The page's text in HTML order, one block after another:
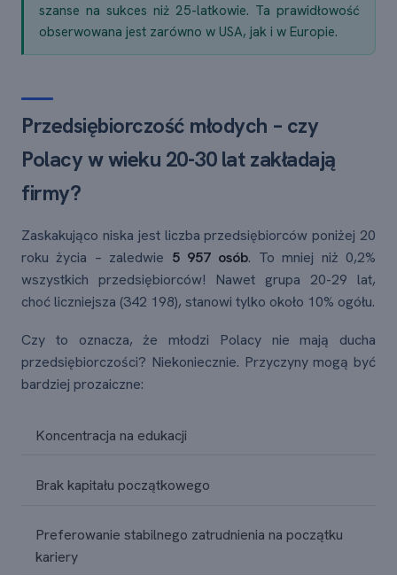
szanse na sukces niż 25-latkowie. Ta prawidłowość
obserwowana jest zarówno w USA, jak i w Europie.
Przedsiębiorczość młodych – czy
Polacy w wieku 20-30 lat zakładają
firmy?
Zaskakująco niska jest liczba przedsiębiorców poniżej 20
roku życia – zaledwie 5 957 osób. To mniej niż 0,2%
wszystkich przedsiębiorców! Nawet grupa 20-29 lat,
choć liczniejsza (342 198), stanowi tylko około 10% ogółu.
Czy to oznacza, że młodzi Polacy nie mają ducha
przedsiębiorczości? Niekoniecznie. Przyczyny mogą być
bardziej prozaiczne:
Koncentracja na edukacji
Brak kapitału początkowego
Preferowanie stabilnego zatrudnienia na początku
kariery